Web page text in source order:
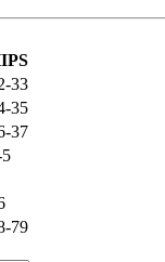
33
35
37
79